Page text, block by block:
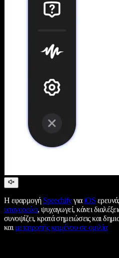
Η εφαρμογή SpeechifyγιαiOS
υπαγορεύει, ψυχαγωγεί, κάνει
συνοψίζει, κρατά σημειώσεις και
καιμετατροπής κειμένου σε ομιλία